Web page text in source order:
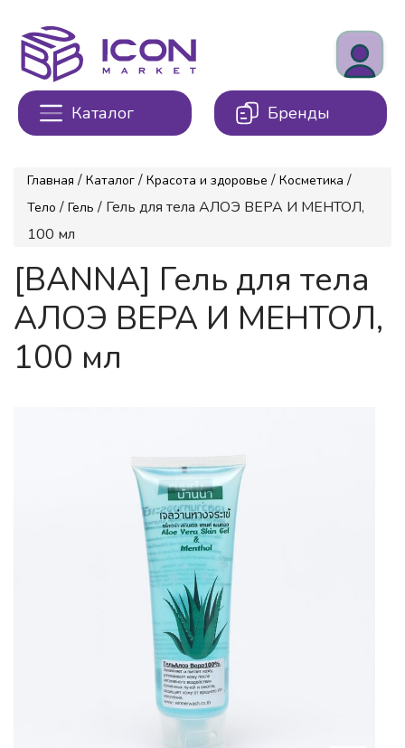
Каталог Бренды
Главная / Каталог / Красота и здоровье / Косметика /
Тело / Гель / Гель для тела АЛОЭ ВЕРА И МЕНТОЛ,
100 мл
[BANNA] Гель для тела
АЛОЭ ВЕРА И МЕНТОЛ,
100 мл